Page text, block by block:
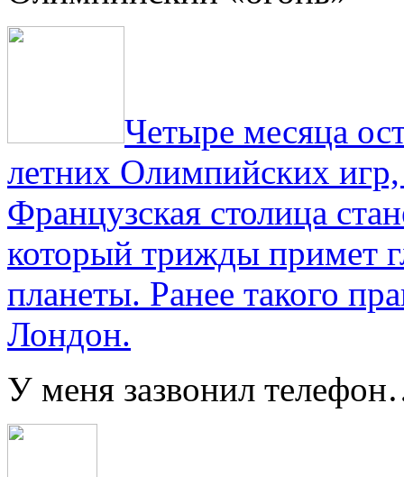
Четыре месяца
летних Олимпийских
Французская столица
который трижды примет
планеты. Ранее такого
Лондон.
У меня зазвонил